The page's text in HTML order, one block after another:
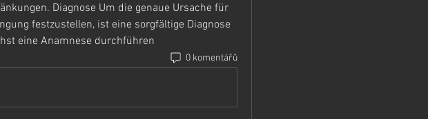
Diagnose Um die genaue Ursache für
festzustellen, ist eine sorgfältige Diagnose
eine Anamnese durchführen
0 komentářů